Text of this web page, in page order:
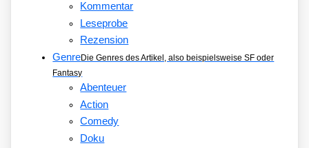
Kommentar
Leseprobe
Rezension
GenreDie Genres des Artikel, also beispielsweise SF oder
Fantasy
Abenteuer
Action
Comedy
Doku